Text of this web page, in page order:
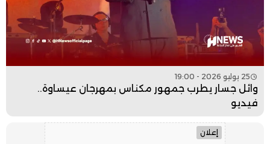
25 يوليو 2026 - 19:00
وائل جسار يطرب جمهور مكناس بمهرجان عيساوة..
فيديو
إعلان